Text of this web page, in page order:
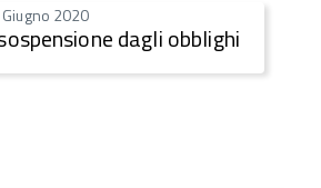
2020
dagli obblighi